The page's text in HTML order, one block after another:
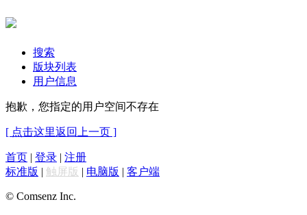
搜索
版块列表
用户信息
抱歉，您指定的用户空间不存在
[ 点击这里返回上一页 ]
首页 | 登录 | 注册
标准版 | 触屏版 | 电脑版 | 客户端
© Comsenz Inc.